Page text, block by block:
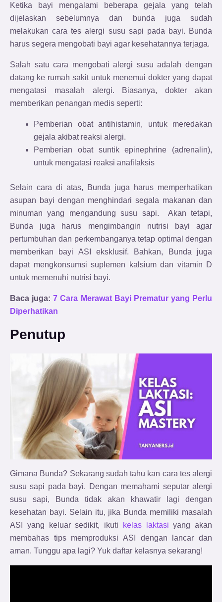
Ketika bayi mengalami beberapa gejala yang telah
dijelaskan sebelumnya dan bunda juga sudah
melakukan cara tes alergi susu sapi pada bayi. Bunda
harus segera mengobati bayi agar kesehatannya terjaga.
Salah satu cara mengobati alergi susu adalah dengan
datang ke rumah sakit untuk menemui dokter yang dapat
mengatasi masalah alergi. Biasanya, dokter akan
memberikan penangan medis seperti:
Pemberian obat antihistamin, untuk meredakan
gejala akibat reaksi alergi.
Pemberian obat suntik epinephrine (adrenalin),
untuk mengatasi reaksi anafilaksis
Selain cara di atas, Bunda juga harus memperhatikan
asupan bayi dengan menghindari segala makanan dan
minuman yang mengandung susu sapi. Akan tetapi,
Bunda juga harus mengimbangin nutrisi bayi agar
pertumbuhan dan perkembanganya tetap optimal dengan
memberikan bayi ASI eksklusif. Bahkan, Bunda juga
dapat mengkonsumsi suplemen kalsium dan vitamin D
untuk memenuhi nutrisi bayi.
Baca juga:7 Cara Merawat Bayi Prematur yang Perlu
Diperhatikan
Penutup
Gimana Bunda? Sekarang sudah tahu kan cara tes alergi
susu sapi pada bayi. Dengan memahami seputar alergi
susu sapi, Bunda tidak akan khawatir lagi dengan
kesehatan bayi. Selain itu, jika Bunda memiliki masalah
ASI yang keluar sedikit, ikuti
kelas laktasi yang akan
membahas tips memproduksi ASI dengan lancar dan
aman. Tunggu apa lagi? Yuk daftar kelasnya sekarang!